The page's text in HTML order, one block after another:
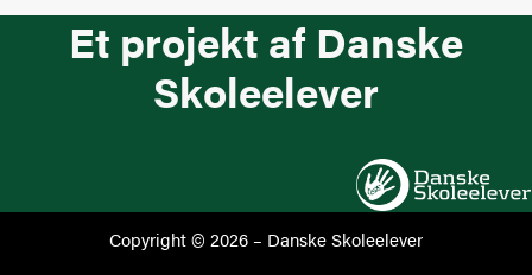
Et projekt af Danske
Skoleelever
Copyright © 2026 – Danske Skoleelever